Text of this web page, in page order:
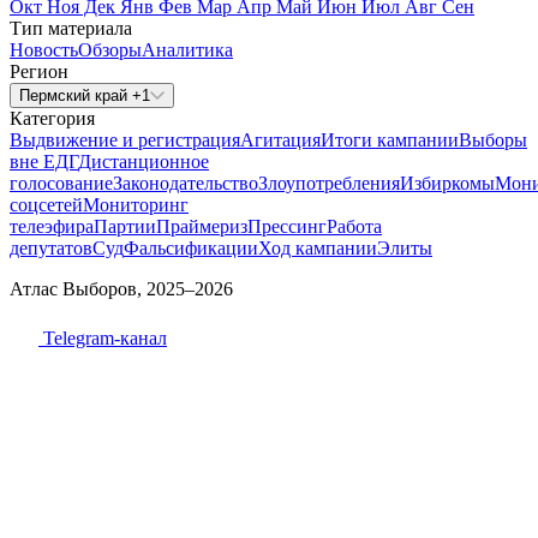
Окт Ноя Дек Янв Фев Мар Апр Май Июн Июл Авг Сен
Тип материала
НовостьОбзорыАналитика
Регион
Пермский край +1
Категория
Выдвижение и регистрацияАгитацияИтоги кампанииВыборы
вне ЕДГДистанционное
голосованиеЗаконодательствоЗлоупотребленияИзбиркомы
соцсетейМониторинг
телеэфираПартииПраймеризПрессингРабота
депутатовСудФальсификацииХод кампанииЭлиты
Атлас Выборов, 2025–2026
Telegram-канал